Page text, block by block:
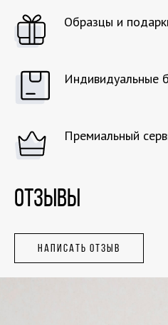
Образцы и
Индивидуальные
Премиальный
ОТЗЫВЫ
НАПИСАТЬ ОТЗЫВ